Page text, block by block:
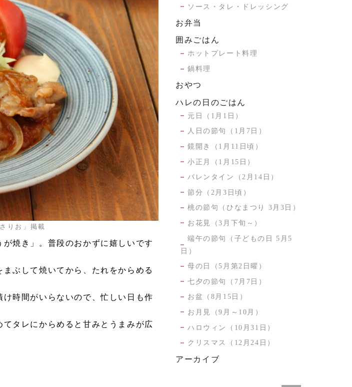
りお」掲載
焼き」。普段のおかずに嬉しいです
ぶして焼いてから、たれをからめる
時間がいらないので、忙しい日も作
タレにからめると甘みとうまみが広
ソース・タレ・ドレッシング
お弁当
囲みごはん
ホットプレート料理
鍋料理
おやつ
ハレの日のごはん
元日（1月1日）
人日の節句（1月7日）
鏡開き（1月11日頃）
小正月（1月15日）
バレンタイン（2月14日）
節分（2月3日頃）
桃の節句（ひなまつり 3月3日）
お花見（3月下旬～）
端午の節句（子どもの日 5月5
日）
母の日（5月第2日曜）
七夕の節句（7月7日）
お盆（8月15日）
お月見（9月～10月）
ハロウィン（10月31日）
クリスマス（12月24日）
アーカイブ